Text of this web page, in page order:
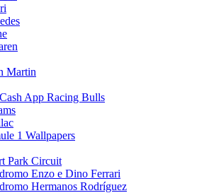
Martin
App Racing Bulls
1 Wallpapers
Park Circuit
Enzo e Dino Ferrari
Hermanos Rodríguez